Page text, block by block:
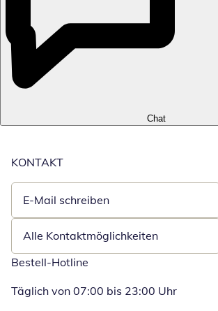
Chat
KONTAKT
E-Mail schreiben
Öffnet E-Mail-Client
Alle Kontaktmöglichkeiten
Bestell-Hotline
Täglich von 07:00 bis 23:00 Uhr